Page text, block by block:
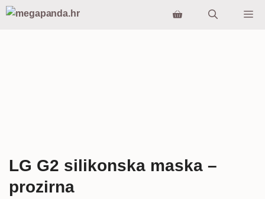
Preskoči
LG G2 silikonska maska –
prozirna